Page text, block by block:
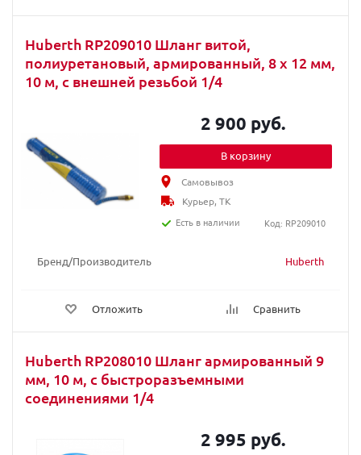
Huberth RP209010 Шланг витой,
полиуретановый, армированный, 8 x 12 мм,
10 м, с внешней резьбой 1/4
Бренд/Производитель Huberth
Отложить Сравнить
2 900 руб.
В корзину
Самовывоз
Курьер, ТК
Есть в наличии
Код: RP209010
Huberth RP208010 Шланг армированный 9
мм, 10 м, с быстроразъемными
соединениями 1/4
2 995 руб.